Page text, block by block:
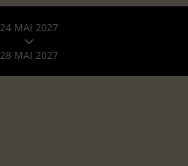
24 MAI 2027
28 MAI 2027